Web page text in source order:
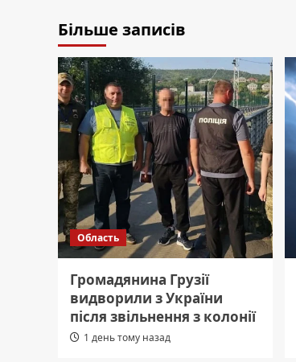
Більше записів
Область
Громадянина Грузії
видворили з України
після звільнення з колонії
1 день тому назад